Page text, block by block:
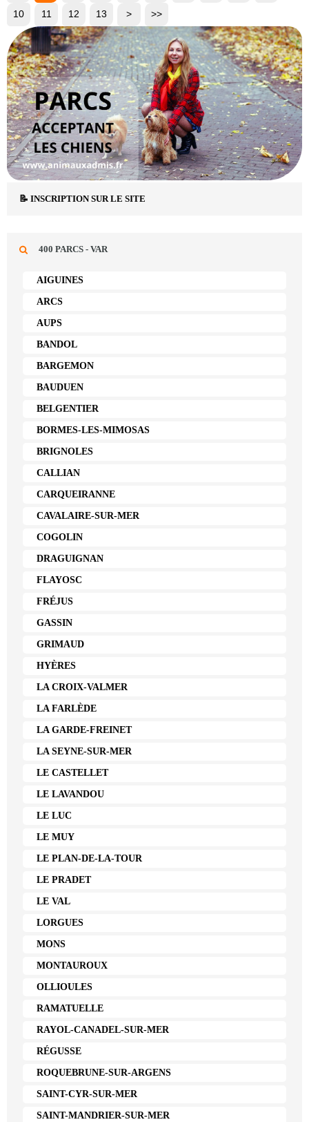
10 11 12 13 > >>
📝 INSCRIPTION SUR LE SITE
400 PARCS - VAR
AIGUINES
ARCS
AUPS
BANDOL
BARGEMON
BAUDUEN
BELGENTIER
BORMES-LES-MIMOSAS
BRIGNOLES
CALLIAN
CARQUEIRANNE
CAVALAIRE-SUR-MER
COGOLIN
DRAGUIGNAN
FLAYOSC
FRÉJUS
GASSIN
GRIMAUD
HYÈRES
LA CROIX-VALMER
LA FARLÈDE
LA GARDE-FREINET
LA SEYNE-SUR-MER
LE CASTELLET
LE LAVANDOU
LE LUC
LE MUY
LE PLAN-DE-LA-TOUR
LE PRADET
LE VAL
LORGUES
MONS
MONTAUROUX
OLLIOULES
RAMATUELLE
RAYOL-CANADEL-SUR-MER
RÉGUSSE
ROQUEBRUNE-SUR-ARGENS
SAINT-CYR-SUR-MER
SAINT-MANDRIER-SUR-MER